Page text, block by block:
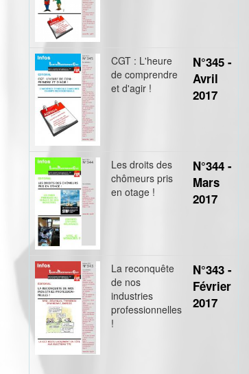
CGT : L'heure
de comprendre
et d'agir !
N°345 -
Avril
2017
Les droits des
chômeurs pris
en otage !
N°344 -
Mars
2017
La reconquête
de nos
industries
professionnelles
!
N°343 -
Février
2017